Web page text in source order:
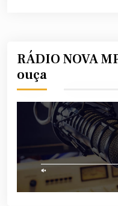
RÁDIO NOVA
ouça